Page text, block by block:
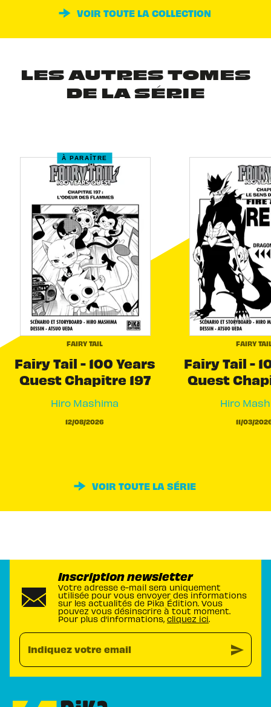
VOIR TOUTE LA COLLECTION
LES AUTRES TOMES
DE LA SÉRIE
À PARAÎTRE
FAIRY TAIL
Fairy Tail - 100 Years
Quest Chapitre 197
Hiro Mashima
12/08/2026
FAIRY
Fairy Tail -
Quest
Hiro
11/03/
VOIR TOUTE LA SÉRIE
Inscription newsletter
Votre adresse e-mail sera uniquement
utilisée pour vous envoyer des informations
sur les actualités de Pika Édition. Vous
pouvez vous désinscrire à tout moment.
Pour plus d’informations, cliquez ici.
Indiquez votre email send